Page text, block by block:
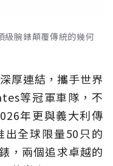
腕錶顛覆傳統的幾何
厚連結，攜手世界
等冠軍車隊，不
年更與義大利傳
全球限量50只的
，兩個追求卓越的